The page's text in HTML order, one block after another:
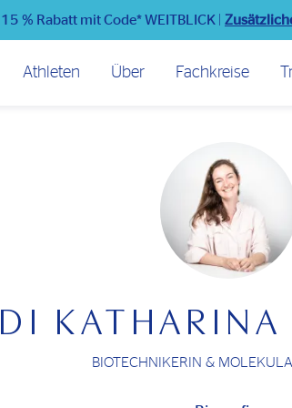
15 % Rabatt mit Code* WEITBLICK
Athleten Über Fachkreise
DI KATHARINA
BIOTECHNIKERIN &